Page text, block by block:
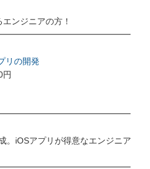
ンジニアの方！
リの開発
円
。iOSアプリが得意なエンジニア